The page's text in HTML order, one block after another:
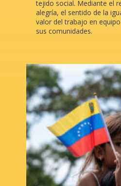
tejido social. Mediante el
alegría, el sentido de la
valor del trabajo en
sus comunidades.